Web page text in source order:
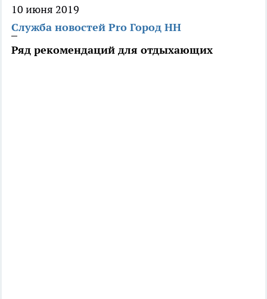
10 июня 2019
Служба новостей Pro Город НН
Ряд рекомендаций для отдыхающих